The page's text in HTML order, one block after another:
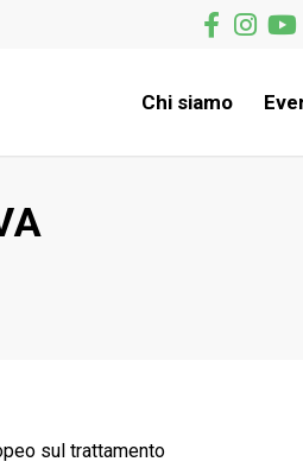
Chi siamo
sul trattamento